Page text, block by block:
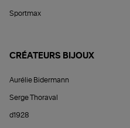
Sportmax
CRÉATEURS BIJOUX
Aurélie Bidermann
Serge Thoraval
d1928